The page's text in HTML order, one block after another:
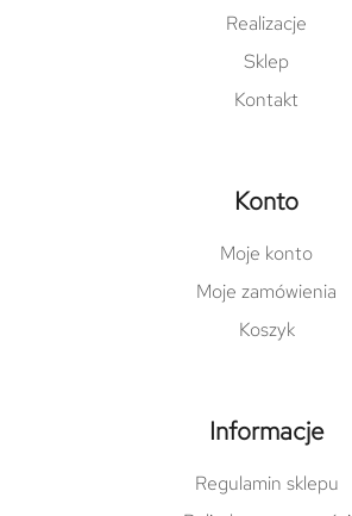
Realizacje
Sklep
Kontakt
Konto
Moje konto
Moje zamówienia
Koszyk
Informacje
Regulamin sklepu